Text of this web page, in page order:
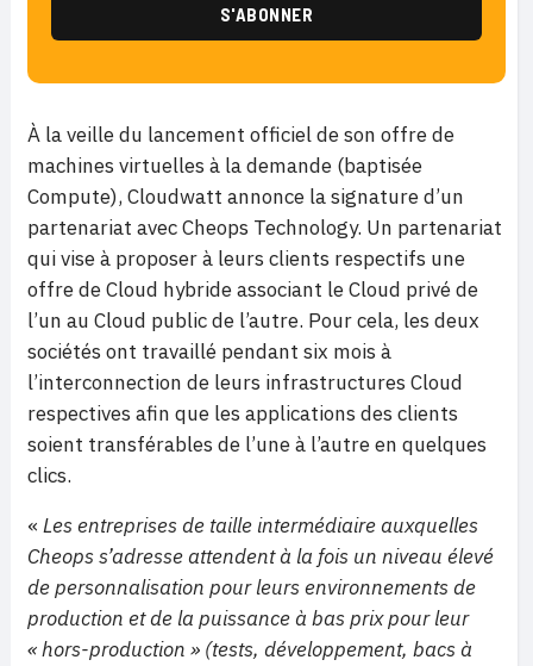
À la veille du lancement officiel de son offre de
machines virtuelles à la demande (baptisée
Compute), Cloudwatt annonce la signature d’un
partenariat avec Cheops Technology. Un partenariat
qui vise à proposer à leurs clients respectifs une
offre de Cloud hybride associant le Cloud privé de
l’un au Cloud public de l’autre. Pour cela, les deux
sociétés ont travaillé pendant six mois à
l’interconnection de leurs infrastructures Cloud
respectives afin que les applications des clients
soient transférables de l’une à l’autre en quelques
clics.
« Les entreprises de taille intermédiaire auxquelles
Cheops s’adresse attendent à la fois un niveau élevé
de personnalisation pour leurs environnements de
production et de la puissance à bas prix pour leur
« hors-production » (tests, développement, bacs à